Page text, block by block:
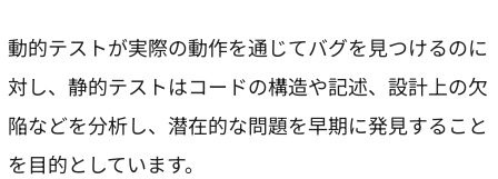
動的テストが実際の動作を通じてバグを見つけるのに
対し、静的テストはコードの構造や記述、設計上の欠
陥などを分析し、潜在的な問題を早期に発見すること
を目的としています。